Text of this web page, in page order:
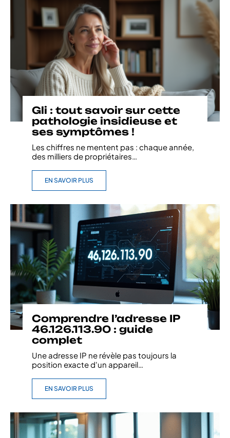
Gli : tout savoir sur cette
pathologie insidieuse et
ses symptômes !
Les chiffres ne mentent pas : chaque année,
des milliers de propriétaires…
EN SAVOIR PLUS
Comprendre l’adresse IP
46.126.113.90 : guide
complet
Une adresse IP ne révèle pas toujours la
position exacte d'un appareil…
EN SAVOIR PLUS